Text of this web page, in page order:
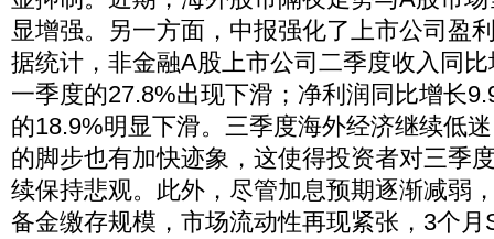
显增强。另一方面，中报强化了上市公司盈
据统计，非金融A股上市公司二季度收入同
一季度的27.8%出现下滑；净利润同比增长
的18.9%明显下滑。三季度海外经济继续低
的脚步也有加快迹象，这使得投资者对三季
续保持悲观。此外，尽管加息预期逐渐减弱
备金缴存规模，市场流动性再现紧张，3个